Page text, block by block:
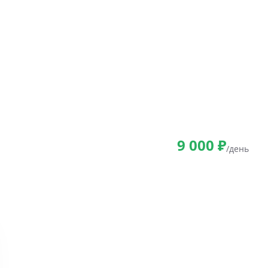
9 000 ₽/день